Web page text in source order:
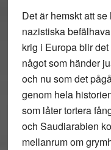
Det är hemskt att
nazistiska
krig i Europa blir
något som händer
och nu som det
genom hela
som låter tortera
och Saudiarabien
mellanrum om